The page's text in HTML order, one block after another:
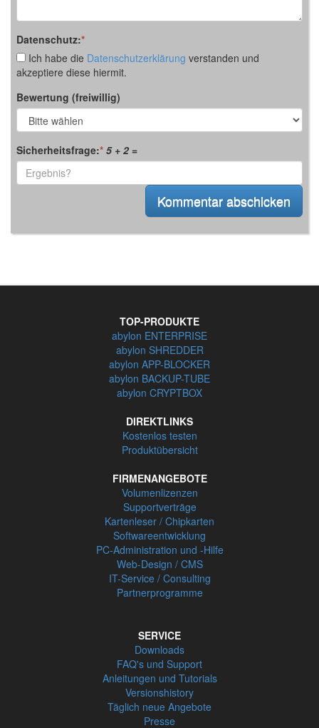
Datenschutz:*
Ich habe die Datenschutzerklärung verstanden und
akzeptiere diese hiermit.
Bewertung (freiwillig)
Sicherheitsfrage:* 5 + 2=
TOP-PRODUKTE
abylon ENTERPRISE
abylon SHREDDER
abylon APP-BLOCKER
abylon BACKUP-TUBE
abylon CRYPTBOX
DIREKTLINKS
Kostenlos testen
Produktübersicht
FIRMENANGEBOTE
Volumenlizenzen
Supportverträge
Kartenleser / Chipkarten
Softwareentwicklung
PC-Administration und -Hilfe
Web-Design / CMS
IT-Service / Consulting
Partnerprogramme
SERVICE
Downloads
FAQ's und Support
Anleitungen und Tutorials
Versionshistory
Täglich neue Angebote
Presse